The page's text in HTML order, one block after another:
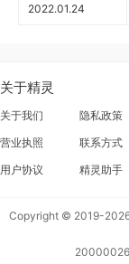
2022.01.24
关于精灵
关于我们
营业执照
用户协议
隐私政策
联系方式
精灵助手
Copyright © 2019-